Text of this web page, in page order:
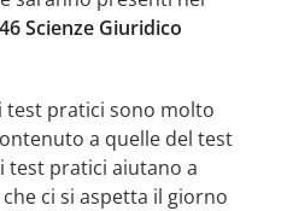
Scienze Giuridico
test pratici sono molto
a quelle del test
pratici aiutano a
ci si aspetta il giorno